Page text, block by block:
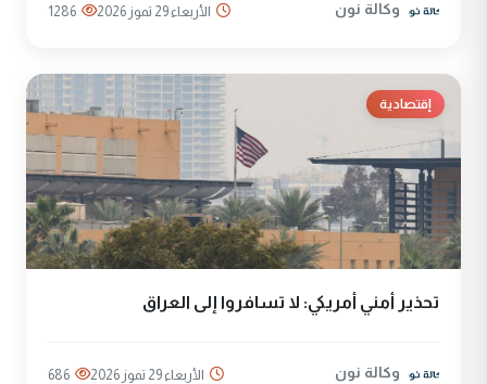
وكالة نون الأربعاء 29 تموز 2026 1286
إقتصادية
تحذير أمني أمريكي: لا تسافروا إلى العراق
وكالة نون الأربعاء 29 تموز 2026 686